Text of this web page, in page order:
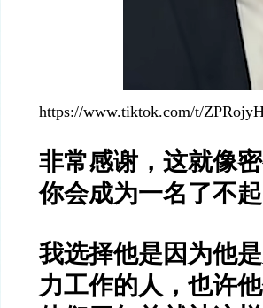
https://www.tiktok.com/t/
非常感谢，这就像
你会成为一名了不
我选择他是因为他
力工作的人，也许